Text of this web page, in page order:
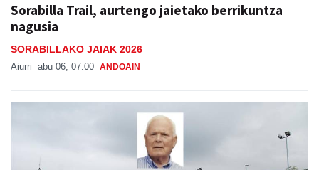
Sorabilla Trail, aurtengo jaietako berrikuntza
nagusia
SORABILLAKO JAIAK 2026
Aiurri abu 06, 07:00 ANDOAIN